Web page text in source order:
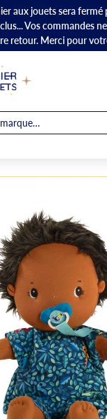
aux jouets sera fermé
Vos commandes
retour. Merci pour